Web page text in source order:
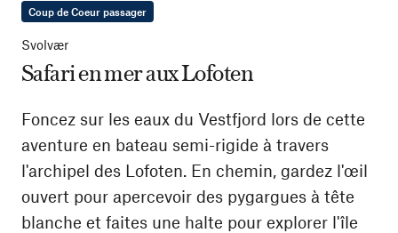
Foncez sur les eaux du Vestfjord lors de cette
aventure en bateau semi-rigide à travers
l'archipel des Lofoten. En chemin, gardez l'œil
ouvert pour apercevoir des pygargues à tête
blanche et faites une halte pour explorer l'île
Coup de Coeur passager
Svolvær
Safari en mer aux Lofoten